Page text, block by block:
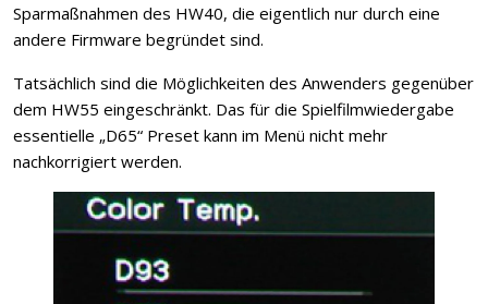
Sparmaßnahmen des HW40, die eigentlich nur durch eine
andere Firmware begründet sind.
Tatsächlich sind die Möglichkeiten des Anwenders gegenüber
dem HW55 eingeschränkt. Das für die Spielfilmwiedergabe
essentielle „D65“ Preset kann im Menü nicht mehr
nachkorrigiert werden.